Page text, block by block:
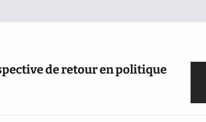
de retour en politique